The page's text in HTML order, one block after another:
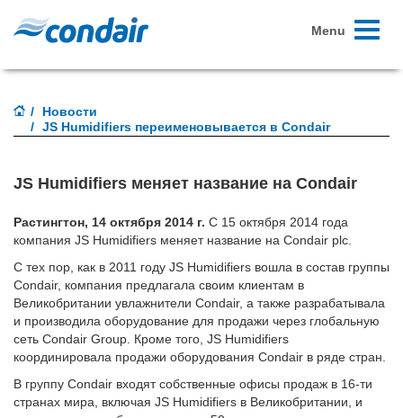
Toggle
Menu
Новости
JS Humidifiers переименовывается в Condair
JS Humidifiers меняет название на Condair
Растингтон, 14 октября 2014 г. С 15 октября 2014 года
компания JS Humidifiers меняет название на Condair plc.
С тех пор, как в 2011 году JS Humidifiers вошла в состав группы
Condair, компания предлагала своим клиентам в
Великобритании увлажнители Condair, а также разрабатывала
и производила оборудование для продажи через глобальную
сеть Condair Group. Кроме того, JS Humidifiers
координировала продажи оборудования Condair в ряде стран.
В группу Condair входят собственные офисы продаж в 16-ти
странах мира, включая JS Humidifiers в Великобритании, и